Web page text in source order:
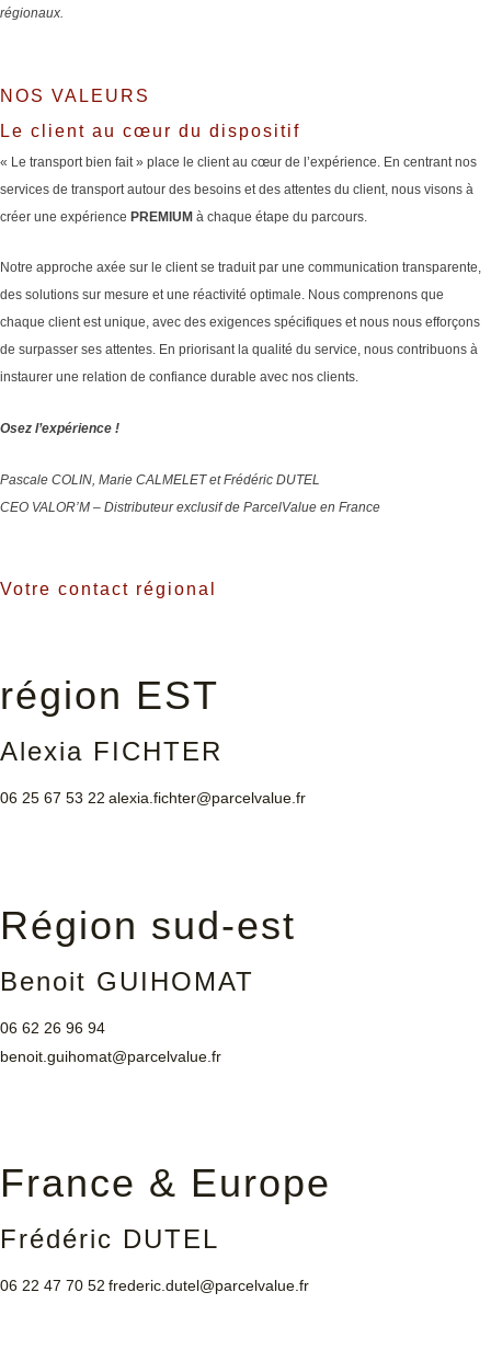
régionaux.
NOS VALEURS
Le client au cœur du dispositif
« Le transport bien fait » place le client au cœur de l’expérience. En centrant nos
services de transport autour des besoins et des attentes du client, nous visons à
créer une expérience PREMIUM à chaque étape du parcours.
Notre approche axée sur le client se traduit par une communication transparente,
des solutions sur mesure et une réactivité optimale. Nous comprenons que
chaque client est unique, avec des exigences spécifiques et nous nous efforçons
de surpasser ses attentes. En priorisant la qualité du service, nous contribuons à
instaurer une relation de confiance durable avec nos clients.
Osez l’expérience !
Pascale COLIN, Marie CALMELET et Frédéric DUTEL
CEO VALOR’M – Distributeur exclusif de ParcelValue en France
Votre contact régional
région EST
Alexia FICHTER
06 25 67 53 22 alexia.fichter@parcelvalue.fr
Région sud-est
Benoit GUIHOMAT
06 62 26 96 94
benoit.guihomat@parcelvalue.fr
France & Europe
Frédéric DUTEL
06 22 47 70 52 frederic.dutel@parcelvalue.fr